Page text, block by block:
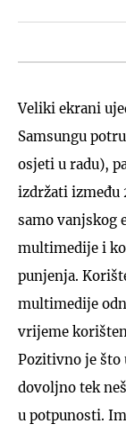
Veliki ekrani
Samsungu
osjeti u radu),
izdržati između
samo vanjskog
multimedije i
punjenja.
multimedije
vrijeme
Pozitivno je što
dovoljno tek
u potpunosti.